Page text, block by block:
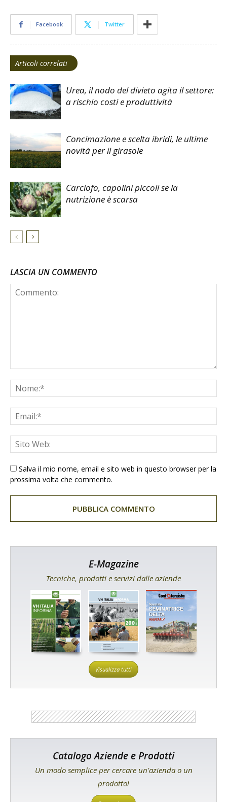
Facebook Twitter
Articoli correlati
Urea, il nodo del divieto agita il settore:
a rischio costi e produttività
Concimazione e scelta ibridi, le ultime
novità per il girasole
Carciofo, capolini piccoli se la
nutrizione è scarsa
LASCIA UN COMMENTO
Salva il mio nome, email e sito web in questo browser per la
prossima volta che commento.
E-Magazine
Tecniche, prodotti e servizi dalle aziende
Visualizza tutti
Catalogo Aziende e Prodotti
Un modo semplice per cercare un'azienda o un
prodotto!